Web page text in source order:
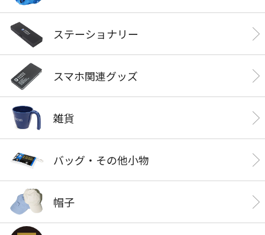
ステーショナリー
スマホ関連グッズ
雑貨
バッグ・その他小物
帽子